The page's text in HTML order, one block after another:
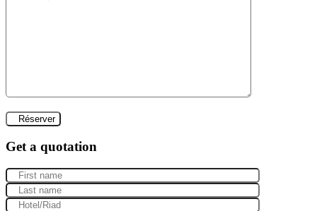
Get a quotation